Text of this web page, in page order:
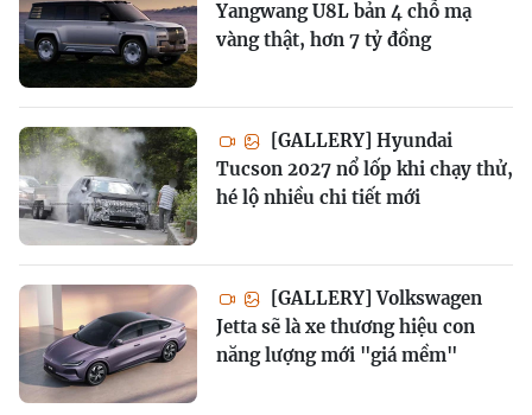
Yangwang U8L bản 4 chỗ mạ
vàng thật, hơn 7 tỷ đồng
[GALLERY] Hyundai
Tucson 2027 nổ lốp khi chạy thử,
hé lộ nhiều chi tiết mới
[GALLERY] Volkswagen
Jetta sẽ là xe thương hiệu con
năng lượng mới "giá mềm"